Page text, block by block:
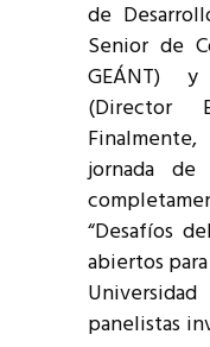
de
Senior de
GEÁNT)
(Director
jornada de
“Desafíos
abiertos
panelistas